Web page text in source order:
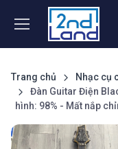
Trang chủ Nhạc cụ
Đàn Guitar Điện
hình: 98% - Mất nắp